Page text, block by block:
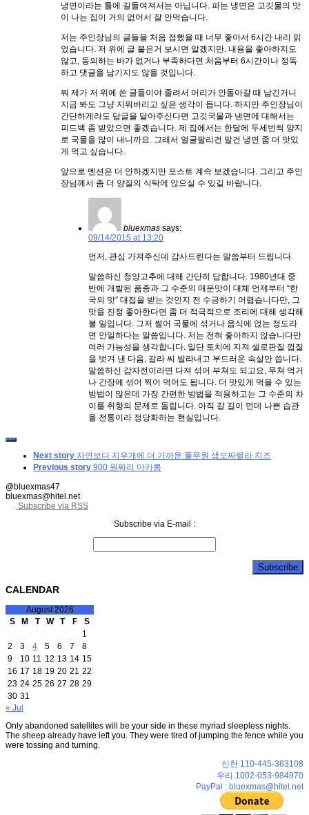
냉면이라는 틀에 길들여져서는 아닙니다. 파는 냉면은 고깃물의 맛
이 나는 집이 거의 없어서 잘 안먹습니다.
저는 주인장님의 글들을 처음 접했을 때 너무 좋아서 6시간 내리 읽
었습니다. 저 위에 글 붙은거 보시면 알겠지만. 내용을 좋아하지도
않고, 동의하는 바가 없거나 부족하다면 처음부터 6시간이나 정독
하고 댓글을 남기지도 않을 것입니다.
뭐 제가 저 위에 쓴 글들이야 졸려서 머리가 안돌아갈 때 남긴거니
지금 봐도 그냥 지워버리고 싶은 생각이 듭니다. 하지만 주인장님이
간단하게라도 답글을 달아주신다면 고깃국물과 냉면에 대해서는
피드백 좀 받았으면 좋겠습니다. 제 집에서는 한달에 두세번씩 양지
로 국물을 많이 내니까요. 그래서 얼굴팔리건 말건 냉면 좀 더 맛있
게 먹고 싶습니다.
앞으로 멘션은 더 안하겠지만 포스트 계속 보겠습니다. 그리고 주인
장님께서 좀 더 양질의 식탁에 앉으실 수 있길 바랍니다.
bluexmas says:
09/14/2015 at 13:20
먼저, 관심 가져주신데 감사드린다는 말씀부터 드립니다.
말씀하신 청양고추에 대해 간단히 답합니다. 1980년대 중
반에 개발된 품종과 그 수준의 매운맛이 대체 언제부터 “한
국의 맛” 대접을 받는 것인지 전 수긍하기 어렵습니다만, 그
맛을 진정 좋아한다면 좀 더 적극적으로 조리에 대해 생각해
볼 일입니다. 그저 썰어 국물에 섞거나 음식에 얹는 정도라
면 안일하다는 말씀입니다. 저는 전혀 좋아하지 않습니다만
여러 가능성을 생각합니다. 일단 토치에 지져 셀로판질 껍질
을 벗겨 낸 다음, 갈라 씨 발라내고 부드러운 속살만 씁니다.
말씀하신 감자전이라면 다져 섞어 부쳐도 되고요, 무쳐 먹거
나 간장에 섞어 찍어 먹어도 됩니다. 더 맛있게 먹을 수 있는
방법이 많은데 가장 간편한 방법을 적용하고는 그 수준의 차
이를 취향의 문제로 돌립니다. 아직 갈 길이 먼데 나쁜 습관
을 전통이라 정당화하는 현실입니다.
Next story 자연보다 지우개에 더 가까운 풀무원 생모짜렐라 치즈
Previous story 900 원짜리 마카롱
@bluexmas47
bluexmas@hitel.net
Subscribe via RSS
Subscribe via E-mail :
CALENDAR
August 2026
S
M T W T F
S
1
2
3 4 5 6 7
8
9
10 11 12 13 14 15
16 17 18 19 20 21 22
23 24 25 26 27 28 29
30 31
« Jul
Only abandoned satellites will be your side in these myriad sleepless nights.
The sheep already have left you. They were tired of jumping the fence while you
were tossing and turning.
신한 110-445-363108
우리 1002-053-984970
PayPal : bluexmas@hitel.net